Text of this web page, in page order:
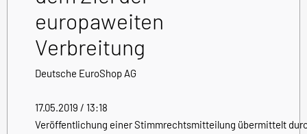
europaweiten
Verbreitung
Deutsche EuroShop AG
17.05.2019 / 13:18
Veröffentlichung einer Stimmrechtsmitteilung übermittelt